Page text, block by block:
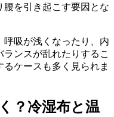
腰を引き起こす要因とな
呼吸が浅くなったり、内
ンスが乱れたりするこ
ケースも多く見られま
？冷湿布と温